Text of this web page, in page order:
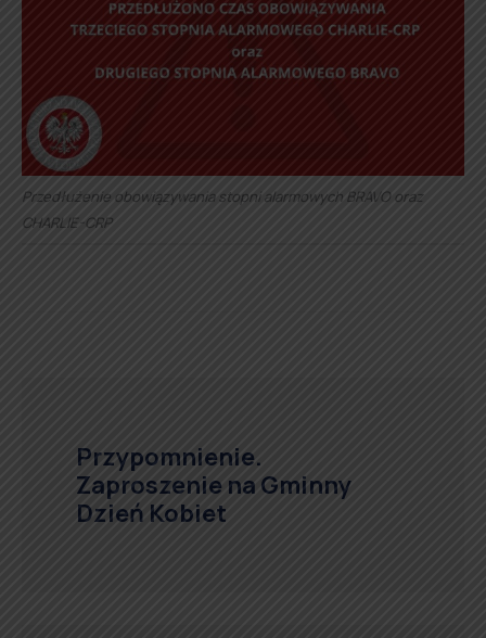
Przedłużenie obowiązywania stopni alarmowych BRAVO oraz
CHARLIE-CRP
Przypomnienie.
Zaproszenie na Gminny
Dzień Kobiet